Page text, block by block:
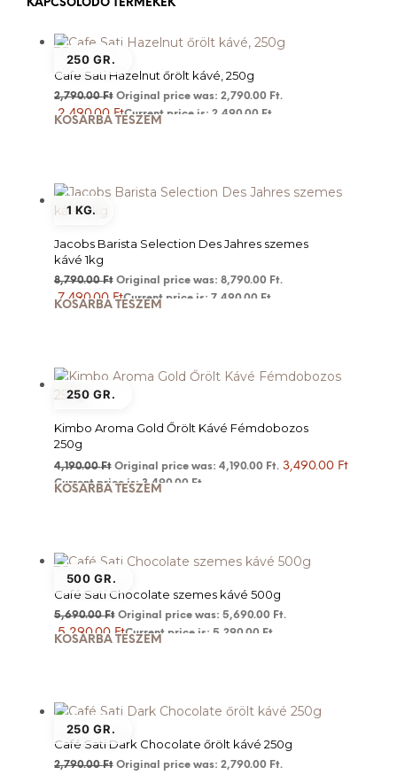
KAPCSOLÓDÓ TERMÉKEK
250 GR.
Cafe Sati Hazelnut őrölt kávé, 250g
2,790.00Ft Original price was: 2,790.00 Ft.
2,490.00 FtCurrent price is: 2,490.00 Ft.
KOSÁRBA TESZEM
1 KG.
Jacobs Barista Selection Des Jahres szemes
kávé 1kg
8,790.00Ft Original price was: 8,790.00 Ft.
7,490.00 FtCurrent price is: 7,490.00 Ft.
KOSÁRBA TESZEM
250 GR.
Kimbo Aroma Gold Őrölt Kávé Fémdobozos
250g
4,190.00Ft Original price was: 4,190.00 Ft. 3,490.00 Ft
Current price is: 3,490.00 Ft.
KOSÁRBA TESZEM
500 GR.
Café Sati Chocolate szemes kávé 500g
5,690.00Ft Original price was: 5,690.00 Ft.
5,290.00 FtCurrent price is: 5,290.00 Ft.
KOSÁRBA TESZEM
250 GR.
Café Sati Dark Chocolate őrölt kávé 250g
2,790.00Ft Original price was: 2,790.00 Ft.